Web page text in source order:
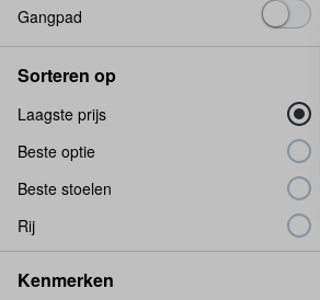
Gangpad
Sorteren op
Laagste prijs
Beste optie
Beste stoelen
Rij
Kenmerken